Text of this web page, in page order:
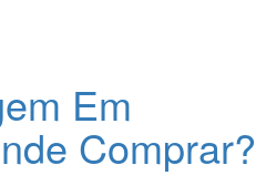
Em
Comprar?